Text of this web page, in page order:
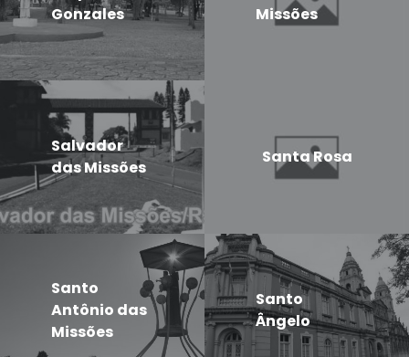
Gonzales
Missões
Salvador
das Missões
Santa Rosa
Santo
Antônio das
Missões
Santo
Ângelo